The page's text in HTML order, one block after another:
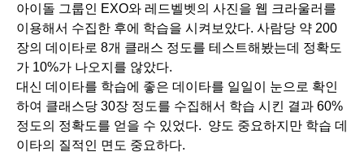
아이돌 그룹인 EXO와 레드벨벳의 사진을 웹 크라울러를
이용해서 수집한 후에 학습을 시켜보았다. 사람당 약 200
장의 데이타로 8개 클래스 정도를 테스트해봤는데 정확도
가 10%가 나오지를 않았다.
대신 데이타를 학습에 좋은 데이타를 일일이 눈으로 확인
하여 클래스당 30장 정도를 수집해서 학습 시킨 결과 60%
정도의 정확도를 얻을 수 있었다.  양도 중요하지만 학습 데
이타의 질적인 면도 중요하다.